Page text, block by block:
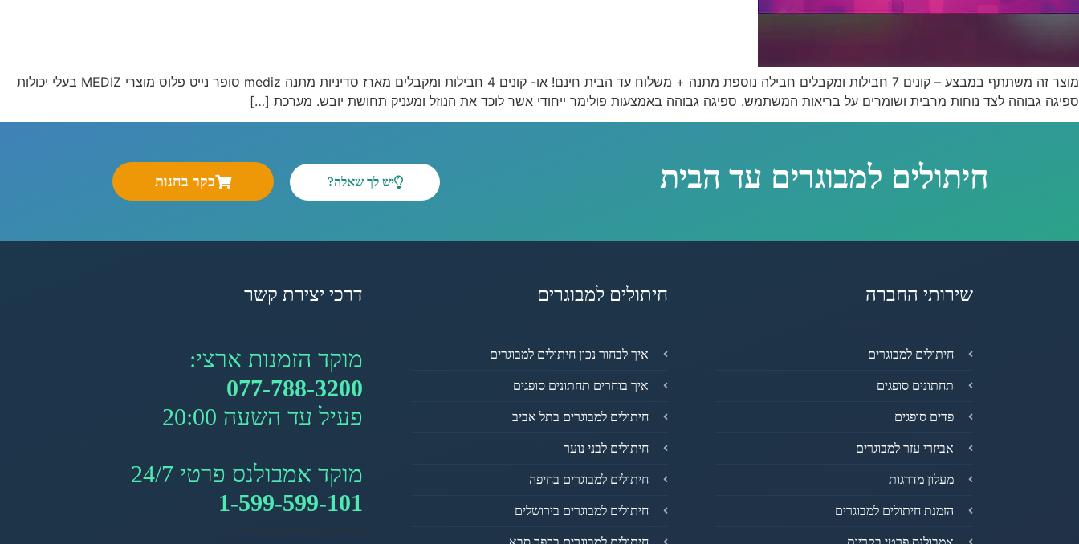
מוצר זה משתתף במבצע – קונים 7 חבילות ומקבלים חבילה נוספת מתנה + משלוח עד הבית חינם! או- קונים 4 חבילות ומקבלים מארז סדיניות מתנה mediz סופר נייט פלוס מוצרי MEDIZ בעלי יכולות
ספיגה גבוהה לצד נוחות מרבית ושומרים על בריאות המשתמש. ספיגה גבוהה באמצעות פולימר ייחודי אשר לוכד את הנוזל ומעניק תחושת יובש. מערכת […]
חיתולים למבוגרים עד הבית יש לך שאלה? בקר בחנות
שירותי החברה
חיתולים למבוגרים
תחתונים סופגים
פדים סופגים
אביזרי עזר למבוגרים
מעלון מדרגות
הזמנת חיתולים למבוגרים
חיתולים למבוגרים
איך לבחור נכון חיתולים למבוגרים
איך בוחרים תחתונים סופגים
חיתולים למבוגרים בתל אביב
חיתולים לבני נוער
חיתולים למבוגרים בחיפה
חיתולים למבוגרים בירושלים
דרכי יצירת קשר
מוקד הזמנות ארצי:
077-788-3200
פעיל עד השעה 20:00
מוקד אמבולנס פרטי 24/7
1-599-599-101